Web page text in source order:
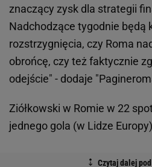
znaczący zysk dla strategii
Nadchodzące tygodnie będą
rozstrzygnięcia, czy Roma
obrońcę, czy też faktycznie
odejście" - dodaje
Ziółkowski w Romie w 22
jednego gola (w Lidze